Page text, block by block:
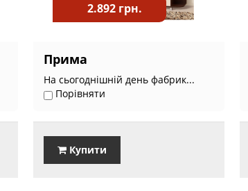
2.892 грн.
Прима
На сьогоднішній день фабрик...
Порівняти
Купити